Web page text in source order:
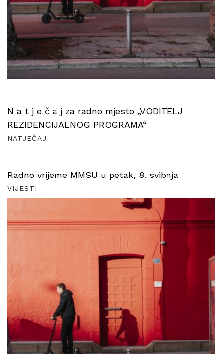
N a t j e č a j za radno mjesto „VODITELJ
REZIDENCIJALNOG PROGRAMA“
NATJEČAJ
Radno vrijeme MMSU u petak, 8. svibnja
VIJESTI